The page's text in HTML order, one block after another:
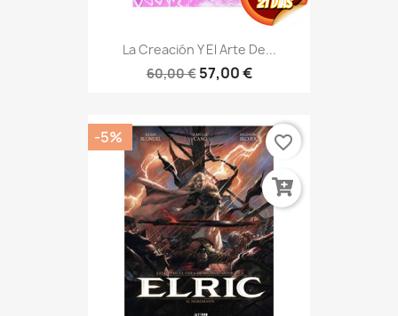
La Creación Y El Arte De...
60,00 € 57,00 €
-5% favorite_border